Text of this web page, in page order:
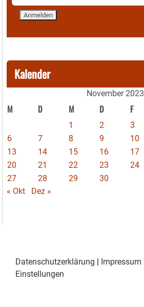
Kalender
November 2023
M D M D F
1 2 3
6
7 8 9 10
13
14 15 16 17
20
21 22 23 24
27
28 29
30
« Okt
Dez »
Datenschutzerklärung Impressum
Einstellungen